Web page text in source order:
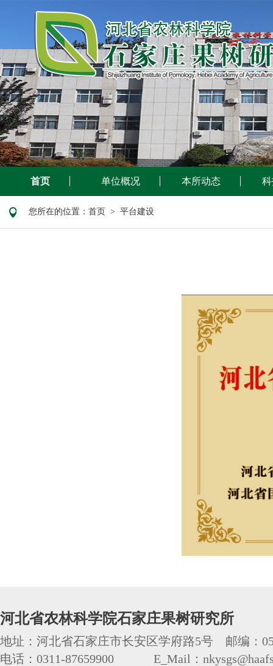
首页 单位概况 本所动态
您所在的位置： 首页 > 平台建设
河北省农林科学院石家庄果树研究所
地址：河北省石家庄市长安区学府路5号 邮编：
电话：0311-87659900 E_Mail：